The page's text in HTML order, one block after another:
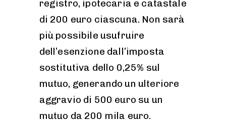
registro, ipotecaria e catastale
di 200 euro ciascuna. Non sarà
più possibile usufruire
dell’esenzione dall’imposta
sostitutiva dello 0,25% sul
mutuo, generando un ulteriore
aggravio di 500 euro su un
mutuo da 200 mila euro.